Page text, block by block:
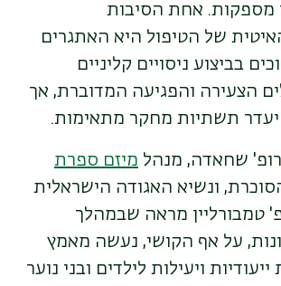
מספקות. אחת הסיבות
של הטיפול היא האתגרים
בביצוע ניסויים קליניים
הצעירה והפגיעה המדוברת, אך
תשתיות מחקר מתאימות.
שחאדה, מנהל מיזם ספרת
ונשיא האגודה הישראלית
טמבורליין מראה שבמהלך
על אף הקושי, נעשה מאמץ
ויעילות לילדים ובני נוער